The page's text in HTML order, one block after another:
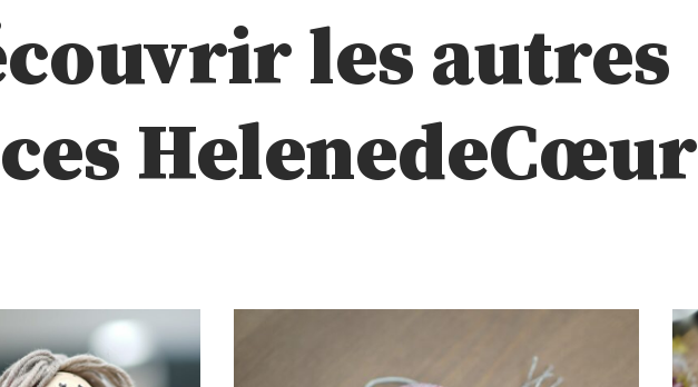
les autres
HelenedeCœur